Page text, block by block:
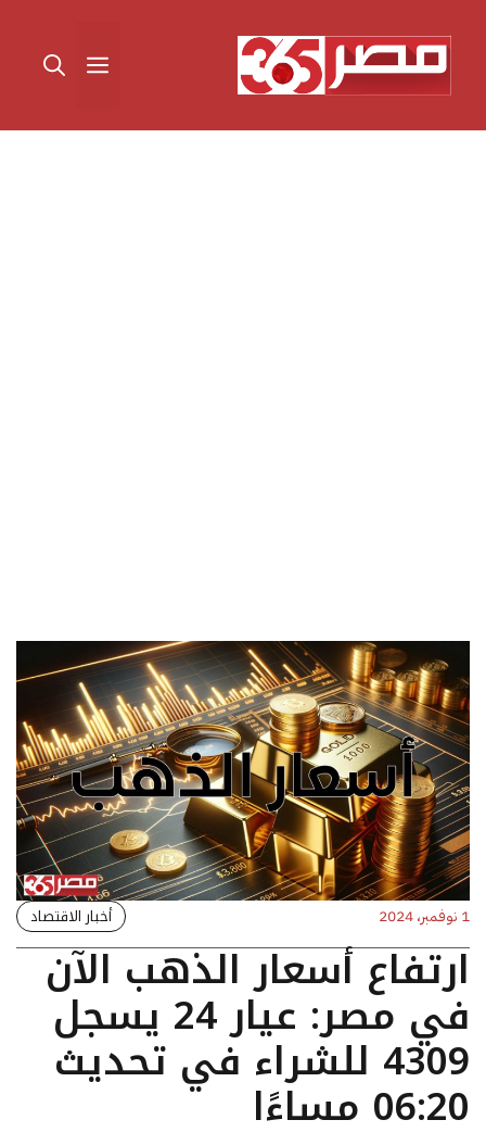
المحتوى القائمة
1 نوفمبر، 2024 أخبار الاقتصاد
ارتفاع أسعار الذهب الآن
في مصر: عيار 24 يسجل
4309 للشراء في تحديث
06:20 مساءًا